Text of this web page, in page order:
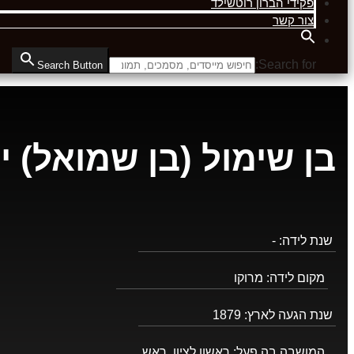
פקידי הברון רוטשילד
צור קשר
Search for:
Search Button
בן שימול (בן שמואל)
שנת לידה: -
מקום לידה: מרוקו
שנת הגעה לארץ: 1879